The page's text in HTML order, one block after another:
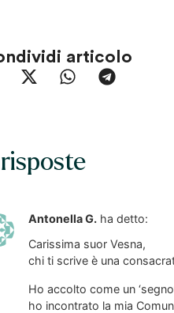
articolo
Antonella G. ha detto:
Carissima suor Vesna,
chi ti scrive è una
Ho accolto come un
ho incontrato la mia